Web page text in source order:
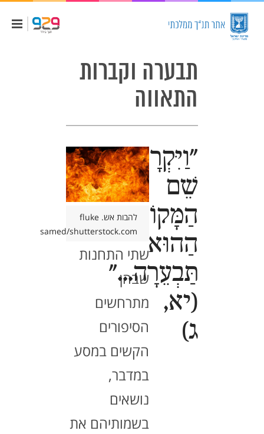
תבערה וקברות
התאווה
"וַיִּקְרָא
שֵׁם
הַמָּקוֹם
הַהוּא
תַּבְעֵרָה..."
(יא,
ג)
להבות אש. fluke
samed/shutterstock.com
שתי התחנות
שבהן
מתרחשים
הסיפורים
הקשים במסע
במדבר,
נושאים
בשמותיהם את